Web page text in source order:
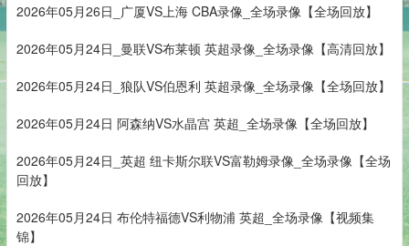
2026年05月26日_广厦VS上海 CBA录像_全场录像【全场回放】
2026年05月24日_曼联VS布莱顿 英超录像_全场录像【高清回放】
2026年05月24日_狼队VS伯恩利 英超录像_全场录像【全场回放】
2026年05月24日 阿森纳VS水晶宫 英超_全场录像【全场回放】
2026年05月24日_英超 纽卡斯尔联VS富勒姆录像_全场录像【全场
回放】
2026年05月24日 布伦特福德VS利物浦 英超_全场录像【视频集
锦】